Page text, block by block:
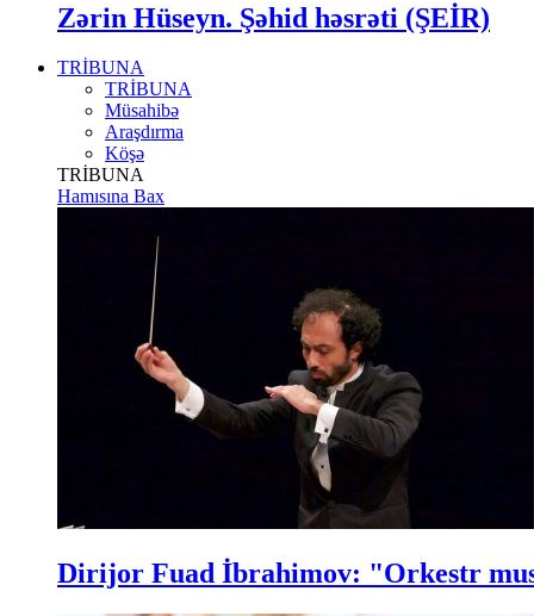
Zərin Hüseyn. Şəhid həsrəti (ŞEİR)
TRİBUNA
TRİBUNA
Müsahibə
Araşdırma
Köşə
TRİBUNA
Hamısına Bax
Dirijor Fuad İbrahimov: "Orkestr